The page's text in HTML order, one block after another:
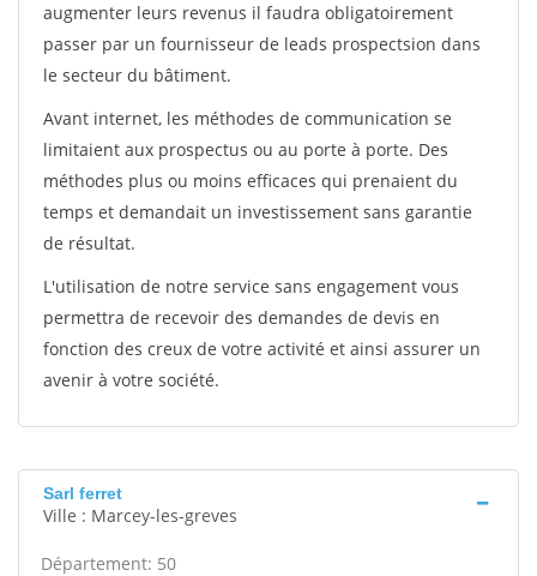
augmenter leurs revenus il faudra obligatoirement
passer par un fournisseur de leads prospectsion dans
le secteur du bâtiment.
Avant internet, les méthodes de communication se
limitaient aux prospectus ou au porte à porte. Des
méthodes plus ou moins efficaces qui prenaient du
temps et demandait un investissement sans garantie
de résultat.
L'utilisation de notre service sans engagement vous
permettra de recevoir des demandes de devis en
fonction des creux de votre activité et ainsi assurer un
avenir à votre société.
Sarl ferret
Ville : Marcey-les-greves
Département: 50